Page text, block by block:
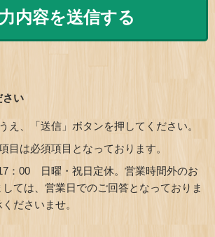
さい
え、「送信」ボタンを押してください。
目は必須項目となっております。
：00 日曜・祝日定休。営業時間外のお
ては、営業日でのご回答となっておりま
ださいませ。